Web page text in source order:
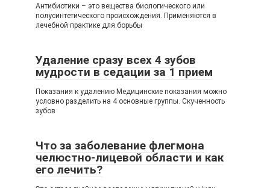
Антибиотики – это вещества биологического или
полусинтетического происхождения. Применяются в
лечебной практике для борьбы
Удаление сразу всех 4 зубов
мудрости в седации за 1 прием
Показания к удалению Медицинские показания можно
условно разделить на 4 основные группы. Скученность
зубов
Что за заболевание флегмона
челюстно-лицевой области и как
его лечить?